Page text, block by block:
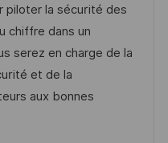
piloter la sécurité des
chiffre dans un
serez en charge de la
et de la
aux bonnes